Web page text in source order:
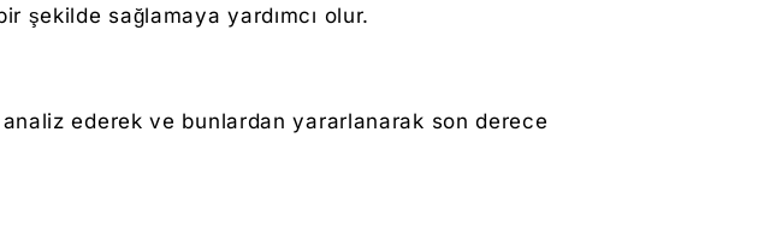
şekilde sağlamaya yardımcı olur.
ederek ve bunlardan yararlanarak son derece